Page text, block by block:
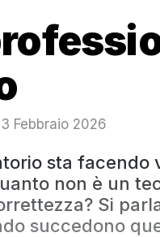
Febbraio 2026
sta facendo
non è un
Si
succedono